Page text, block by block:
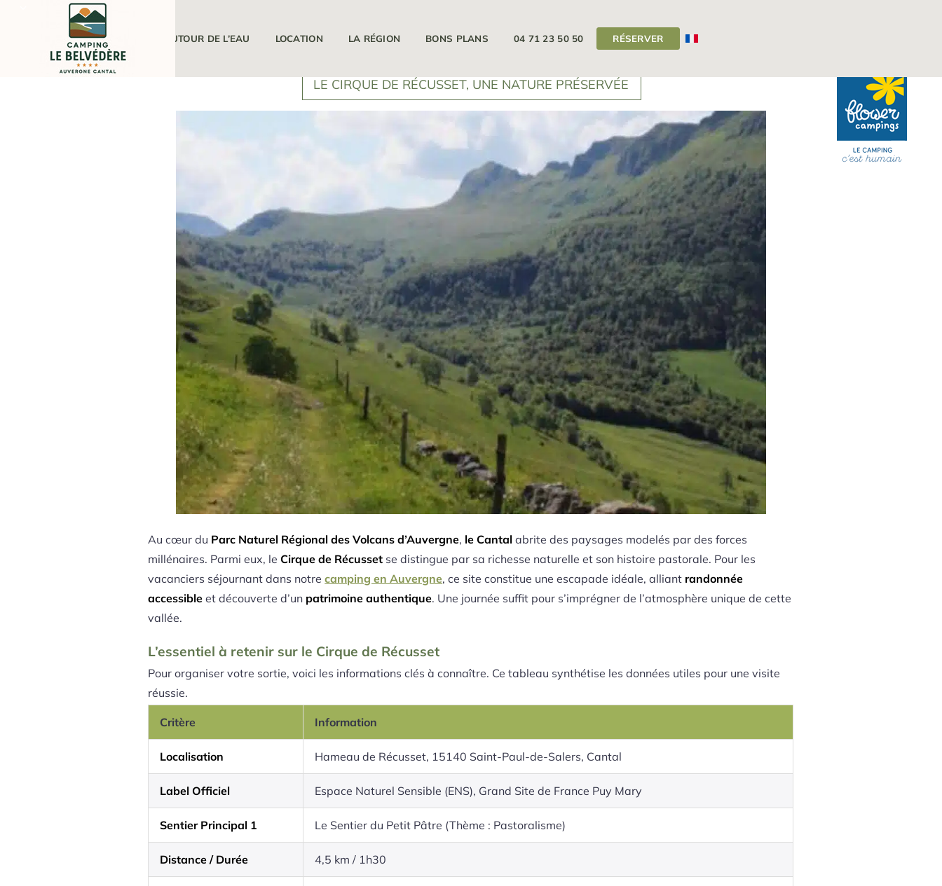
LE CAMPING AUTOUR DE L’EAU LOCATION LA RÉGION BONS PLANS 04 71 23 50 50 RÉSERVER
Camping Auvergne
LE CIRQUE DE RÉCUSSET, UNE NATURE PRÉSERVÉE
Au cœur du Parc Naturel Régional des Volcans d’Auvergne, le Cantal abrite des paysages modelés par des forces
millénaires. Parmi eux, leCirque de Récusset se distingue par sa richesse naturelle et son histoire pastorale. Pour les
vacanciers séjournant dans notrecamping en Auvergne, ce site constitue une escapade idéale, alliant randonnée
accessible et découverte d’un patrimoine authentique. Une journée suffit pour s’imprégner de l’atmosphère unique de cette
vallée.
L’essentiel à retenir sur le Cirque de Récusset
Pour organiser votre sortie, voici les informations clés à connaître. Ce tableau synthétise les données utiles pour une visite
réussie.
Critère Information
Localisation Hameau de Récusset, 15140 Saint-Paul-de-Salers, Cantal
Label Officiel Espace Naturel Sensible (ENS), Grand Site de France Puy Mary
Sentier Principal 1 Le Sentier du Petit Pâtre (Thème : Pastoralisme)
Distance / Durée 4,5 km / 1h30